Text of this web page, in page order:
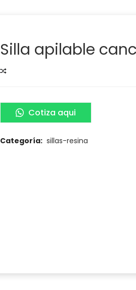
Silla apilable
Cotiza aqui
Categoría: sillas-resina